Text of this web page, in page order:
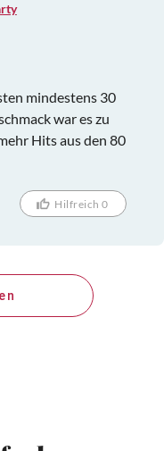
mindestens 30
war es zu
Hits aus den 80
Hilfreich 0